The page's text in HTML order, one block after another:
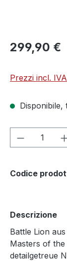
299,90 €
Prezzi incl.
Disponibile,
Quantità
Codice
Descrizione
Battle Lion
Masters of the
detailgetreue